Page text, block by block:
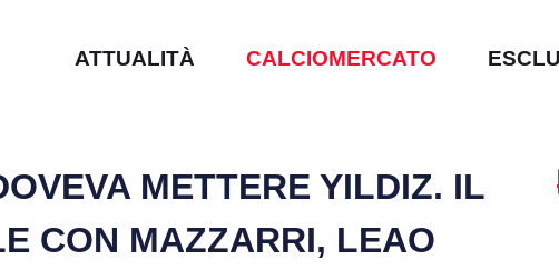
ATTUALITÀ CALCIOMERCATO
METTERE YILDIZ. IL
CON MAZZARRI, LEAO